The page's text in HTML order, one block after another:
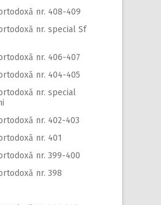
nr. 408-409
nr. special Sf
nr. 406-407
nr. 404-405
nr. special
nr. 402-403
nr. 401
nr. 399-400
nr. 398